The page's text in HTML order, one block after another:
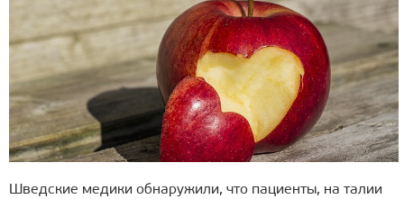
Шведские медики обнаружили, что пациенты, на талии